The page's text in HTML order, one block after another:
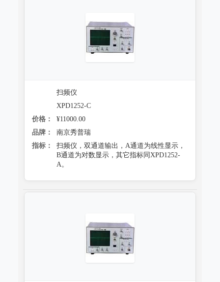
扫频仪
XPD1252-C
价格：
¥11000.00
品牌：
南京秀普瑞
指标：
扫频仪，双通道输出，A通道为线性显示，
B通道为对数显示，其它指标同XPD1252-
A。